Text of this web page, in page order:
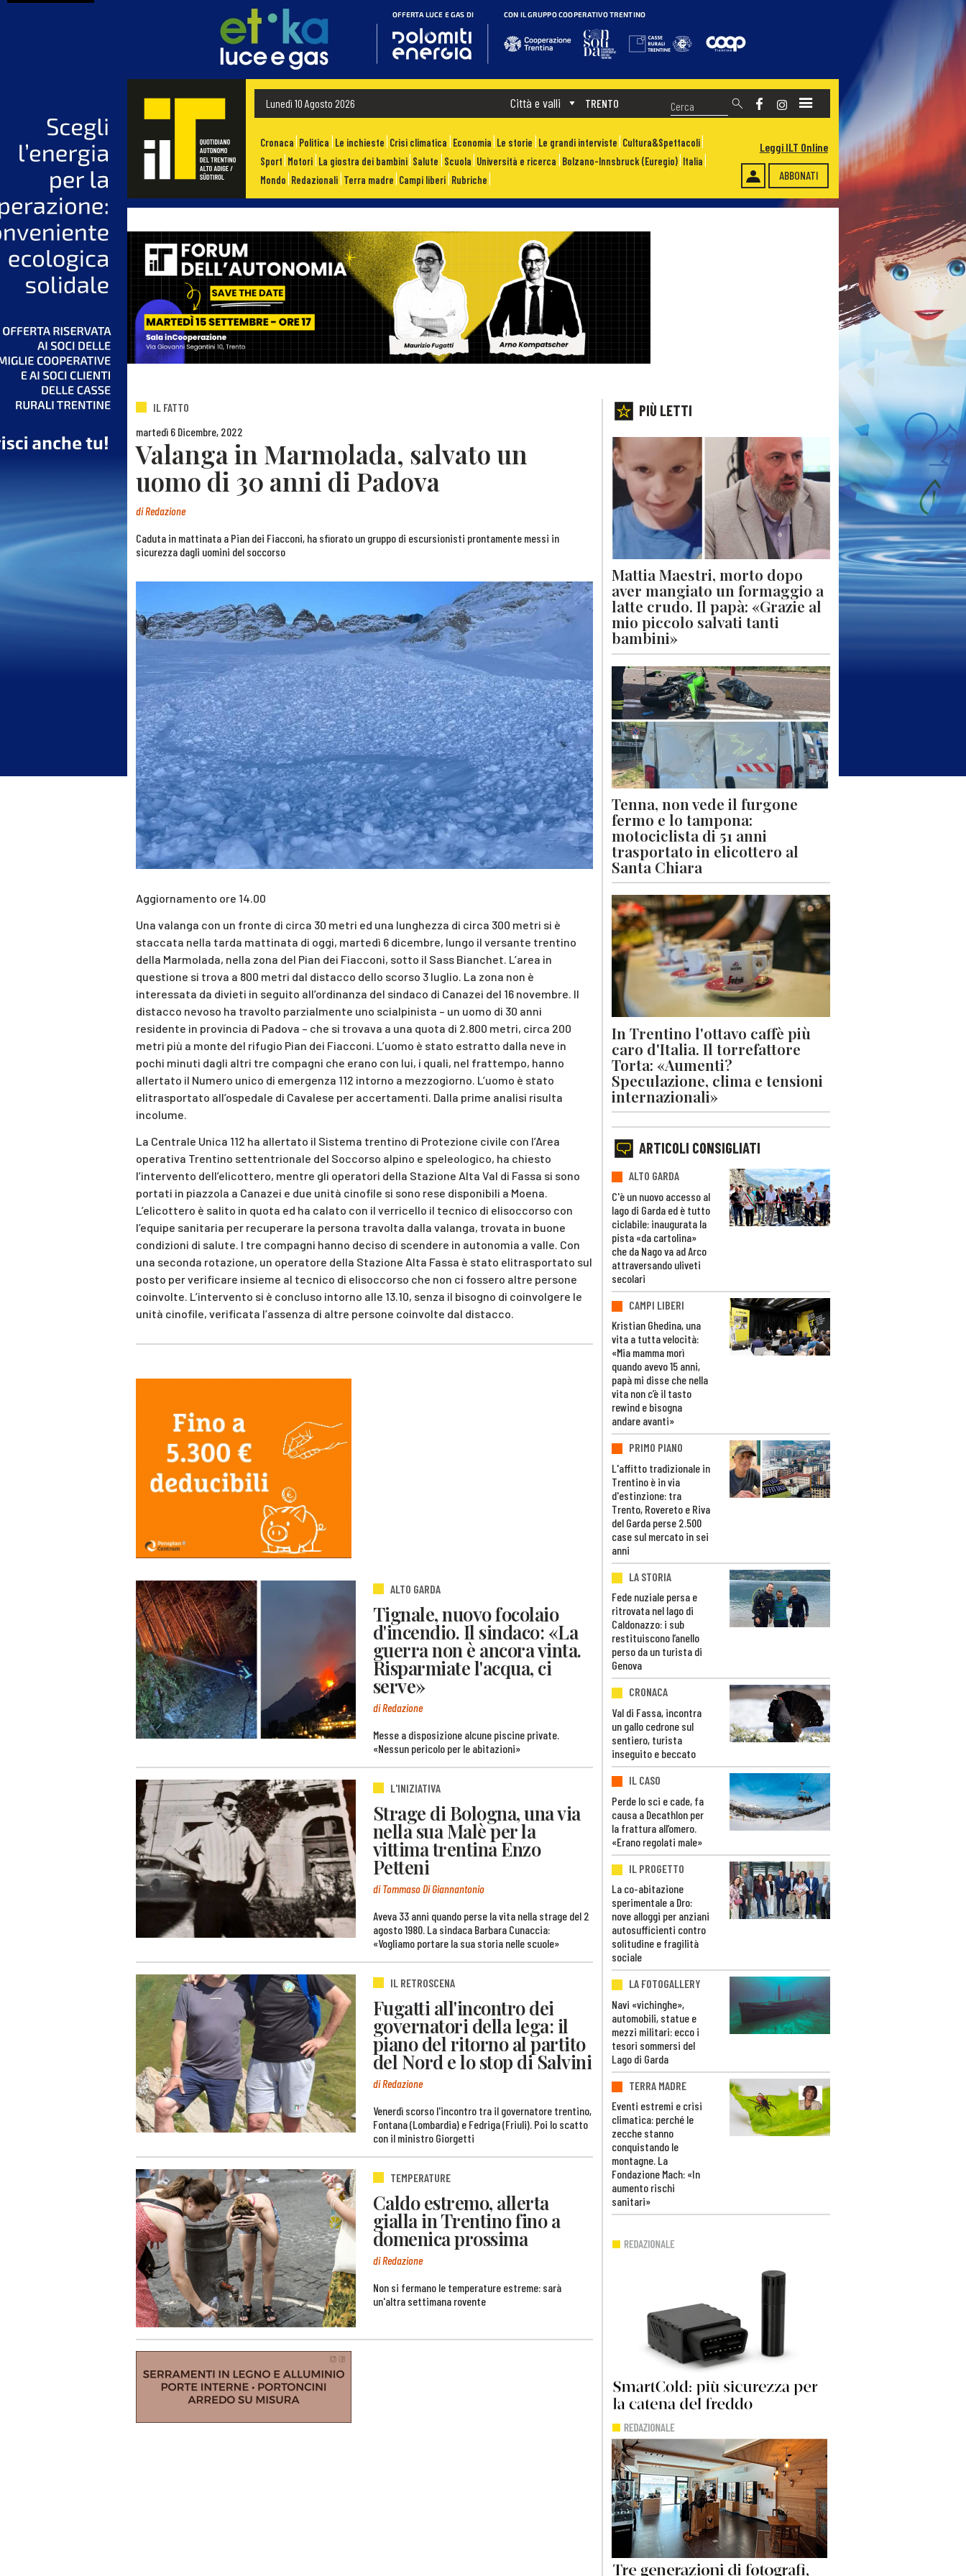
Lunedì 10 Agosto 2026 TRENTO
Città e valli
Cronaca Politica Le inchieste Crisi climatica Economia Le storie Le grandi interviste Cultura&Spettacoli
Sport Motori La giostra dei bambini Salute Scuola Università e ricerca Bolzano-Innsbruck (Euregio) Italia
Mondo Redazionali Terra madre Campi liberi Rubriche ABBONATI
Leggi ILT Online
IL FATTO
martedì 6 Dicembre, 2022
Valanga in Marmolada, salvato un
uomo di 30 anni di Padova
diRedazione
Caduta in mattinata a Pian dei Fiacconi, ha sfiorato un gruppo di escursionisti prontamente messi in
sicurezza dagli uomini del soccorso
Aggiornamento ore 14.00
Una valanga con un fronte di circa 30 metri ed una lunghezza di circa 300 metri si è
staccata nella tarda mattinata di oggi, martedì 6 dicembre, lungo il versante trentino
della Marmolada, nella zona del Pian dei Fiacconi, sotto il Sass Bianchet. L’area in
questione si trova a 800 metri dal distacco dello scorso 3 luglio. La zona non è
interessata da divieti in seguito all’ordinanza del sindaco di Canazei del 16 novembre. Il
distacco nevoso ha travolto parzialmente uno scialpinista – un uomo di 30 anni
residente in provincia di Padova – che si trovava a una quota di 2.800 metri, circa 200
metri più a monte del rifugio Pian dei Fiacconi. L’uomo è stato estratto dalla neve in
pochi minuti dagli altri tre compagni che erano con lui, i quali, nel frattempo, hanno
allertato il Numero unico di emergenza 112 intorno a mezzogiorno. L’uomo è stato
elitrasportato all’ospedale di Cavalese per accertamenti. Dalla prime analisi risulta
incolume.
La Centrale Unica 112 ha allertato il Sistema trentino di Protezione civile con l’Area
operativa Trentino settentrionale del Soccorso alpino e speleologico, ha chiesto
l’intervento dell’elicottero, mentre gli operatori della Stazione Alta Val di Fassa si sono
portati in piazzola a Canazei e due unità cinofile si sono rese disponibili a Moena.
L’elicottero è salito in quota ed ha calato con il verricello il tecnico di elisoccorso con
l’equipe sanitaria per recuperare la persona travolta dalla valanga, trovata in buone
condizioni di salute. I tre compagni hanno deciso di scendere in autonomia a valle. Con
una seconda rotazione, un operatore della Stazione Alta Fassa è stato elitrasportato sul
posto per verificare insieme al tecnico di elisoccorso che non ci fossero altre persone
coinvolte. L’intervento si è concluso intorno alle 13.10, senza il bisogno di coinvolgere le
unità cinofile, verificata l’assenza di altre persone coinvolte dal distacco.
ALTO GARDA
Tignale, nuovo focolaio
d'incendio. Il sindaco: «La
guerra non è ancora vinta.
Risparmiate l'acqua, ci
serve»
di Redazione
Messe a disposizione alcune piscine private.
«Nessun pericolo per le abitazioni»
L'INIZIATIVA
Strage di Bologna, una via
nella sua Malè per la
vittima trentina Enzo
Petteni
di Tommaso Di Giannantonio
Aveva 33 anni quando perse la vita nella strage del 2
agosto 1980. La sindaca Barbara Cunaccia:
«Vogliamo portare la sua storia nelle scuole»
IL RETROSCENA
Fugatti all'incontro dei
governatori della lega: il
piano del ritorno al partito
del Nord e lo stop di Salvini
di Redazione
Venerdì scorso l'incontro tra il governatore trentino,
Fontana (Lombardia) e Fedriga (Friuli). Poi lo scatto
con il ministro Giorgetti
TEMPERATURE
Caldo estremo, allerta
gialla in Trentino fino a
domenica prossima
di Redazione
Non si fermano le temperature estreme: sarà
un'altra settimana rovente
PIÙ LETTI
Mattia Maestri, morto dopo
aver mangiato un formaggio a
latte crudo. Il papà: «Grazie al
mio piccolo salvati tanti
bambini»
Tenna, non vede il furgone
fermo e lo tampona:
motociclista di 51 anni
trasportato in elicottero al
Santa Chiara
In Trentino l'ottavo caffè più
caro d'Italia. Il torrefattore
Torta: «Aumenti?
Speculazione, clima e tensioni
internazionali»
ARTICOLI CONSIGLIATI
ALTO GARDA
C'è un nuovo accesso al
lago di Garda ed è tutto
ciclabile: inaugurata la
pista «da cartolina»
che da Nago va ad Arco
attraversando uliveti
secolari
CAMPI LIBERI
Kristian Ghedina, una
vita a tutta velocità:
«Mia mamma morì
quando avevo 15 anni,
papà mi disse che nella
vita non c’è il tasto
rewind e bisogna
andare avanti»
PRIMO PIANO
L'affitto tradizionale in
Trentino è in via
d'estinzione: tra
Trento, Rovereto e Riva
del Garda perse 2.500
case sul mercato in sei
anni
LA STORIA
Fede nuziale persa e
ritrovata nel lago di
Caldonazzo: i sub
restituiscono l’anello
perso da un turista di
Genova
CRONACA
Val di Fassa, incontra
un gallo cedrone sul
sentiero, turista
inseguito e beccato
IL CASO
Perde lo sci e cade, fa
causa a Decathlon per
la frattura all’omero.
«Erano regolati male»
IL PROGETTO
La co-abitazione
sperimentale a Dro:
nove alloggi per anziani
autosufficienti contro
solitudine e fragilità
sociale
LA FOTOGALLERY
Navi «vichinghe»,
automobili, statue e
mezzi militari: ecco i
tesori sommersi del
Lago di Garda
TERRA MADRE
Eventi estremi e crisi
climatica: perché le
zecche stanno
conquistando le
montagne. La
Fondazione Mach: «In
aumento rischi
sanitari»